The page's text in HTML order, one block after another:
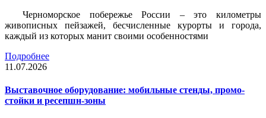
Черноморское побережье России – это километры
живописных пейзажей, бесчисленные курорты и города,
каждый из которых манит своими особенностями
Подробнее
11.07.2026
Выставочное оборудование: мобильные стенды, промо-
стойки и ресепшн-зоны